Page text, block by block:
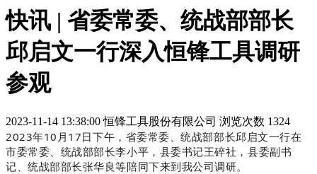
快讯 | 省委常委、统战部部长
邱启文一行深入恒锋工具调研
参观
2023-11-14 13:38:00 恒锋工具股份有限公司 浏览次数 1324
2023年10月17日下午，省委常委、统战部部长邱启文一行在
市委常委、统战部部长李小平，县委书记王碎社，县委副书
记、统战部部长张华良等陪同下来到我公司调研。